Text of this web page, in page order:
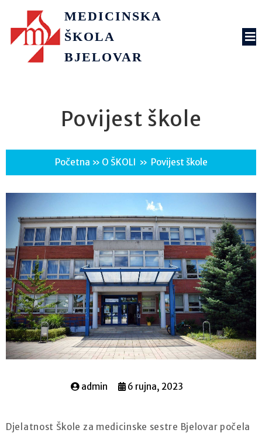
MEDICINSKA
ŠKOLA
BJELOVAR
Povijest škole
Početna » O ŠKOLI » Povijest škole
admin 6 rujna, 2023
Djelatnost Škole za medicinske sestre Bjelovar počela